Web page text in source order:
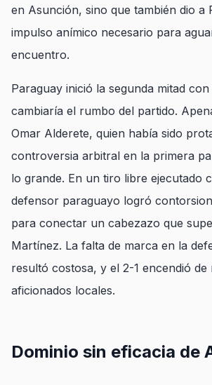
en Asunción, sino que también dio a
impulso anímico necesario para
encuentro.
Paraguay inició la segunda mitad
cambiaría el rumbo del partido.
Omar Alderete, quien había sido
controversia arbitral en la primera
lo grande. En un tiro libre ejecutado
defensor paraguayo logró
para conectar un cabezazo que
Martínez. La falta de marca en la
resultó costosa, y el 2-1 encendió de
aficionados locales.
Dominio sin eficacia de